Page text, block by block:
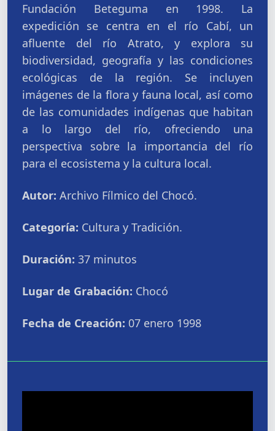
Fundación Beteguma en 1998. La
expedición se centra en el río Cabí, un
afluente del río Atrato, y explora su
biodiversidad, geografía y las condiciones
ecológicas de la región. Se incluyen
imágenes de la flora y fauna local, así como
de las comunidades indígenas que habitan
a lo largo del río, ofreciendo una
perspectiva sobre la importancia del río
para el ecosistema y la cultura local.
Autor: Archivo Fílmico del Chocó.
Categoría: Cultura y Tradición.
Duración: 37 minutos
Lugar de Grabación: Chocó
Fecha de Creación: 07 enero 1998